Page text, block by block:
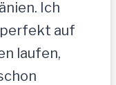
Ich
auf
laufen,